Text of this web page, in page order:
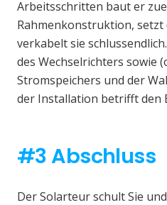
Arbeitsschritten baut er
Rahmenkonstruktion, setzt
verkabelt sie
des Wechselrichters sowie
Stromspeichers und der
der Installation betrifft den
#3 Abschluss
Der Solarteur schult Sie